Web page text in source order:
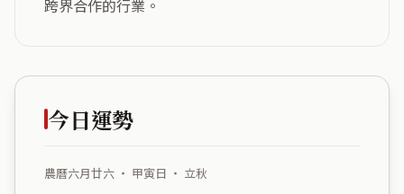
跨界合作的行業。
今日運勢
農曆六月廿六 ・ 甲寅日 ・ 立秋